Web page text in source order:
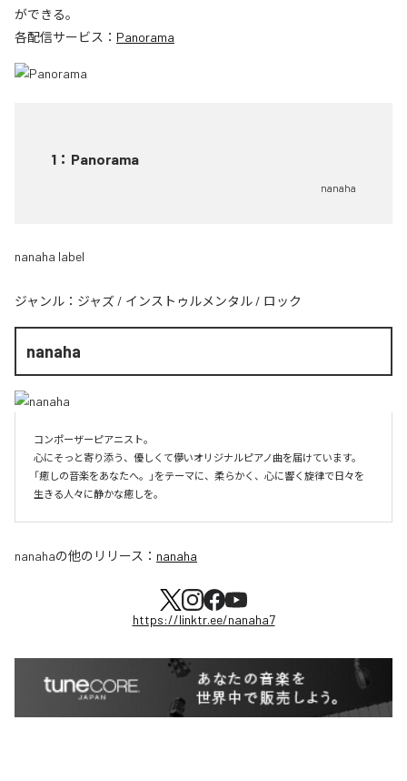
ができる。
各配信サービス： Panorama
1 ： Panorama
nanaha
nanaha label
ジャンル： ジャズ / インストゥルメンタル / ロック
nanaha
コンポーザーピアニスト。
心にそっと寄り添う、優しくて儚いオリジナルピアノ曲を届けています。
「癒しの音楽をあなたへ。」をテーマに、柔らかく、心に響く旋律で日々を
生きる人々に静かな癒しを。
nanahaの他のリリース： nanaha
https://linktr.ee/nanaha7